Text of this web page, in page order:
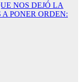
NOS DEJÓ LA
PONER ORDEN: